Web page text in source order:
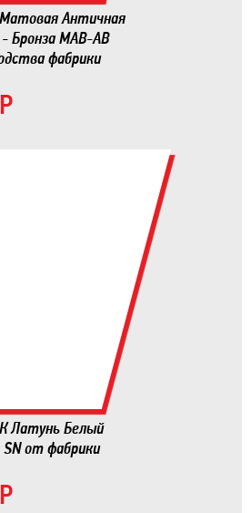
Античная
Бронза MAB-AB
фабрики
Латунь Белый
от фабрики